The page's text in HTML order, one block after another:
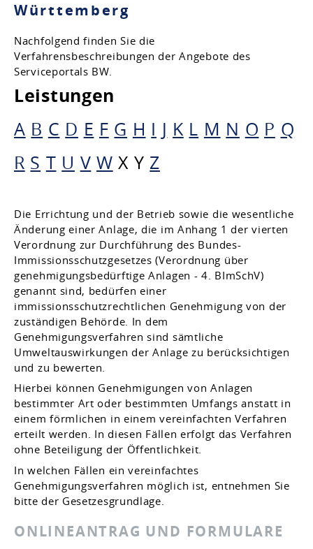
Württemberg
Nachfolgend finden Sie die
Verfahrensbeschreibungen der Angebote des
Serviceportals BW.
Leistungen
A B C D E F G H I J K L M N O P Q
R S T U V W X Y Z
Die Errichtung und der Betrieb sowie die wesentliche
Änderung einer Anlage, die im Anhang 1 der vierten
Verordnung zur Durchführung des Bundes-
Immissionsschutzgesetzes (Verordnung über
genehmigungsbedürftige Anlagen - 4. BImSchV)
genannt sind, bedürfen einer
immissionsschutzrechtlichen Genehmigung von der
zuständigen Behörde. In dem
Genehmigungsverfahren sind sämtliche
Umweltauswirkungen der Anlage zu berücksichtigen
und zu bewerten.
Hierbei können Genehmigungen von Anlagen
bestimmter Art oder bestimmten Umfangs anstatt in
einem förmlichen in einem vereinfachten Verfahren
erteilt werden. In diesen Fällen erfolgt das Verfahren
ohne Beteiligung der Öffentlichkeit.
In welchen Fällen ein vereinfachtes
Genehmigungsverfahren möglich ist, entnehmen Sie
bitte der Gesetzesgrundlage.
ONLINEANTRAG UND FORMULARE